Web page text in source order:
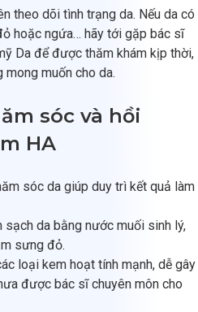
theo dõi tình trạng da. Nếu da có
hoặc ngứa… hãy tới gặp bác sĩ
Da để được thăm khám kịp thời,
muốn cho da.
sóc và hồi
HA
sóc da giúp duy trì kết quả làm
sạch da bằng nước muối sinh lý,
sưng đỏ.
loại kem hoạt tính mạnh, dễ gây
được bác sĩ chuyên môn cho